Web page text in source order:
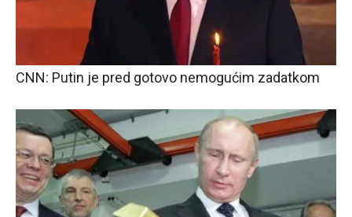
CNN: Putin je pred gotovo nemogućim zadatkom